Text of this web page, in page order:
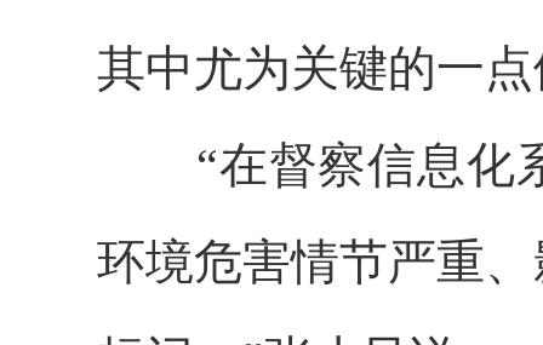
其中尤为关键的一
“在督察信息化
环境危害情节严重